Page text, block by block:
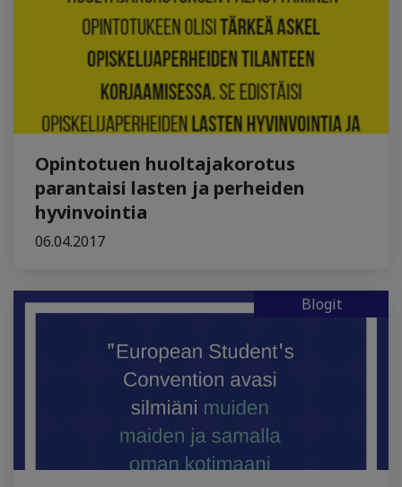
Opintotuen huoltajakorotus
parantaisi lasten ja perheiden
hyvinvointia
06.04.2017
Blogit